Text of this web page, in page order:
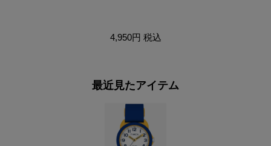
4,950円 税込
最近見たアイテム